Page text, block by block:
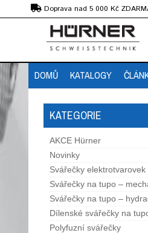
Doprava nad 5 000 Kč
Předvedení strojů
DOMŮ KATALOGY
KATEGORIE
AKCE Hürner
Novinky
Svářečky elektrotvarovek
Svářečky na tupo –
Svářečky na tupo –
Dílenské svářečky na
Polyfuzní svářečky